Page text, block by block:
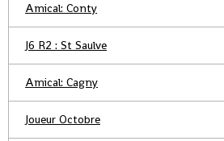
Amical: Conty
J6 R2 : St Saulve
Amical: Cagny
Joueur Octobre